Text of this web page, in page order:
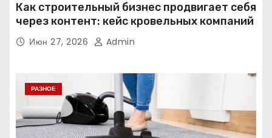
Как строительный бизнес продвигает себя
через контент: кейс кровельных компаний
Июн 27, 2026 Admin
РАЗНОЕ